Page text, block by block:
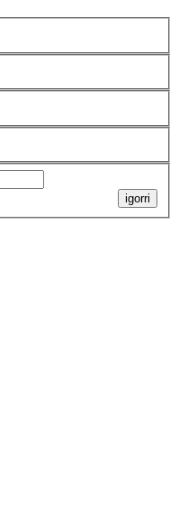
igorri